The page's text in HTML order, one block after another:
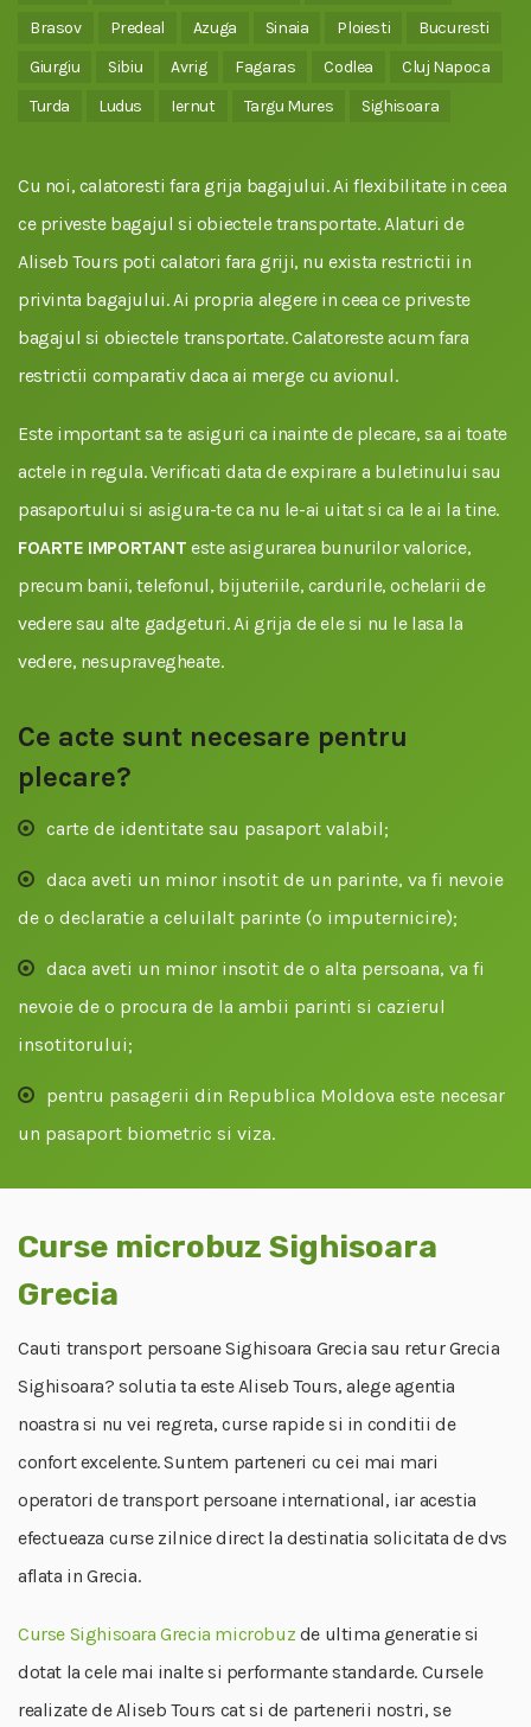
Brasov
Predeal Azuga Sinaia Ploiesti
Bucuresti
Giurgiu
Sibiu Avrig Fagaras Codlea
Cluj Napoca
Turda
Ludus Iernut Targu Mures Sighisoara
Cu noi, calatoresti fara grija bagajului. Ai flexibilitate in ceea
ce priveste bagajul si obiectele transportate. Alaturi de
Aliseb Tours poti calatori fara griji, nu exista restrictii in
privinta bagajului. Ai propria alegere in ceea ce priveste
bagajul si obiectele transportate. Calatoreste acum fara
restrictii comparativ daca ai merge cu avionul.
Este important sa te asiguri ca inainte de plecare, sa ai toate
actele in regula. Verificati data de expirare a buletinului sau
pasaportului si asigura-te ca nu le-ai uitat si ca le ai la tine.
FOARTE IMPORTANT este asigurarea bunurilor valorice,
precum banii, telefonul, bijuteriile, cardurile, ochelarii de
vedere sau alte gadgeturi. Ai grija de ele si nu le lasa la
vedere, nesupravegheate.
Ce acte sunt necesare pentru
plecare?
carte de identitate sau pasaport valabil;
daca aveti un minor insotit de un parinte, va fi nevoie
de o declaratie a celuilalt parinte (o imputernicire);
daca aveti un minor insotit de o alta persoana, va fi
nevoie de o procura de la ambii parinti si cazierul
insotitorului;
pentru pasagerii din Republica Moldova este necesar
un pasaport biometric si viza.
Curse microbuz Sighisoara
Grecia
Cauti transport persoane Sighisoara Grecia sau retur Grecia
Sighisoara? solutia ta este Aliseb Tours, alege agentia
noastra si nu vei regreta, curse rapide si in conditii de
confort excelente. Suntem parteneri cu cei mai mari
operatori de transport persoane international, iar acestia
efectueaza curse zilnice direct la destinatia solicitata de dvs
aflata in Grecia.
Curse Sighisoara Grecia microbuz de ultima generatie si
dotat la cele mai inalte si performante standarde. Cursele
realizate de Aliseb Tours cat si de partenerii nostri, se